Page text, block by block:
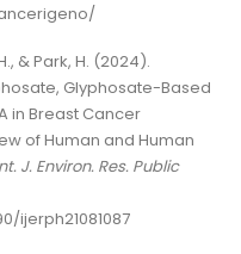
& Park, H. (2024).
Glyphosate-Based
in Breast Cancer
of Human and Human
J. Environ. Res. Public
ijerph21081087